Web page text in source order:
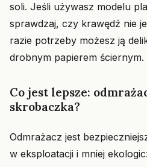
soli. Jeśli używasz modelu
sprawdzaj, czy krawędź nie
razie potrzeby możesz ją
drobnym papierem ściernym.
Co jest lepsze:
skrobaczka?
Odmrażacz jest
w eksploatacji i mniej